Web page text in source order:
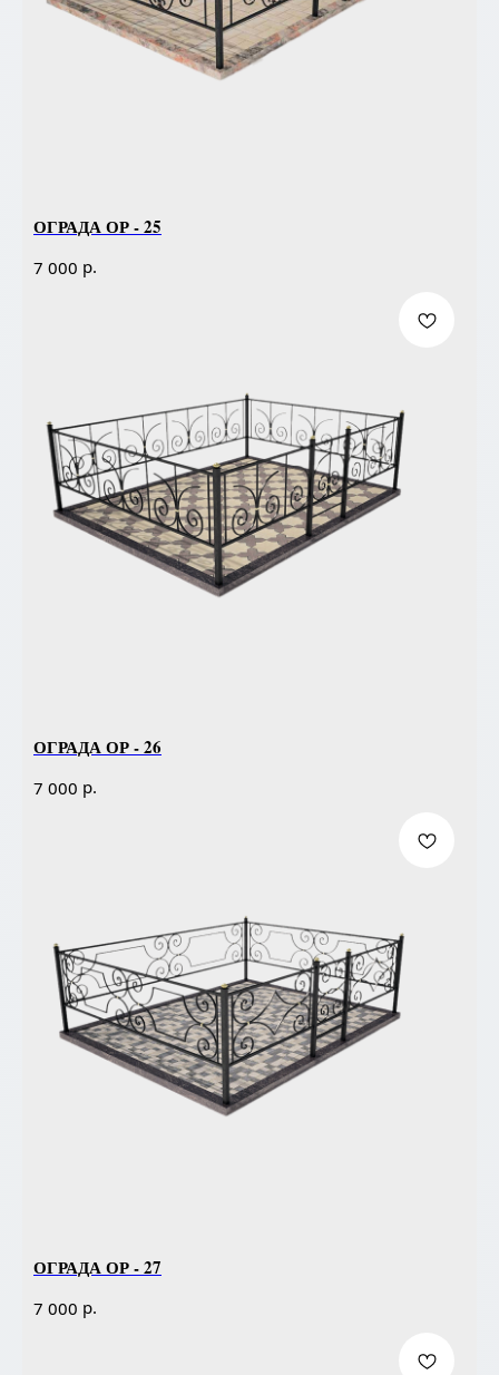
ОГРАДА ОР - 25
7 000 р.
ОГРАДА ОР - 26
7 000 р.
ОГРАДА ОР - 27
7 000 р.